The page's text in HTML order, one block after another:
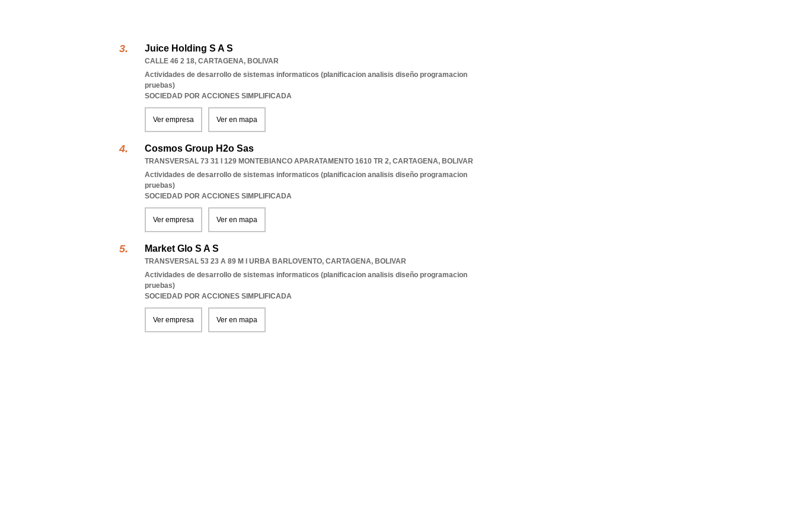
Juice Holding S A S
CALLE 46 2 18, CARTAGENA, BOLIVAR
Actividades de desarrollo de sistemas informaticos (planificacion analisis diseño programacion
pruebas)
SOCIEDAD POR ACCIONES SIMPLIFICADA
Ver empresa Ver en mapa
Cosmos Group H2o Sas
TRANSVERSAL 73 31 I 129 MONTEBIANCO APARATAMENTO 1610 TR 2, CARTAGENA, BOLIVAR
Actividades de desarrollo de sistemas informaticos (planificacion analisis diseño programacion
pruebas)
SOCIEDAD POR ACCIONES SIMPLIFICADA
Ver empresa Ver en mapa
Market Glo S A S
TRANSVERSAL 53 23 A 89 M I URBA BARLOVENTO, CARTAGENA, BOLIVAR
Actividades de desarrollo de sistemas informaticos (planificacion analisis diseño programacion
pruebas)
SOCIEDAD POR ACCIONES SIMPLIFICADA
Ver empresa Ver en mapa